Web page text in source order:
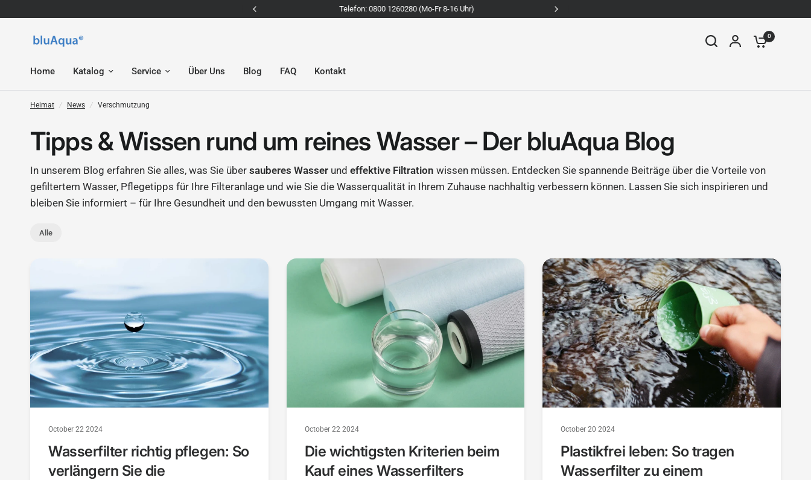
Telefon: 0800 1260280 (Mo-Fr 8-16 Uhr)
0
Home Katalog Service Über Uns Blog FAQ Kontakt
Heimat / News / Verschmutzung
Tipps & Wissen rund um reines Wasser – Der bluAqua Blog
In unserem Blog erfahren Sie alles, was Sie übersauberes Wasser undeffektive Filtration wissen müssen. Entdecken Sie spannende Beiträge über die Vorteile von
gefiltertem Wasser, Pflegetipps für Ihre Filteranlage und wie Sie die Wasserqualität in Ihrem Zuhause nachhaltig verbessern können. Lassen Sie sich inspirieren und
bleiben Sie informiert – für Ihre Gesundheit und den bewussten Umgang mit Wasser.
Alle
October 22 2024
Wasserfilter richtig pflegen: So
verlängern Sie die
October 22 2024
Die wichtigsten Kriterien beim
Kauf eines Wasserfilters
October 20 2024
Plastikfrei leben: So tragen
Wasserfilter zu einem